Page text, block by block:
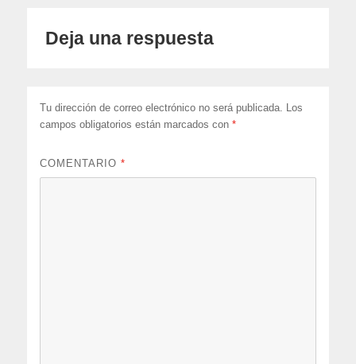
Deja una respuesta
Tu dirección de correo electrónico no será publicada.
Los
campos obligatorios están marcados con*
COMENTARIO*